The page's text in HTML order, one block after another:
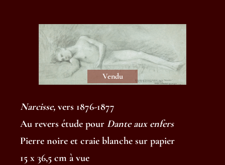
Vendu
Narcisse,vers 1876-1877
Au revers étude pour Dante aux enfers
Pierre noire et craie blanche sur papier
15 x 36,5 cm à vue